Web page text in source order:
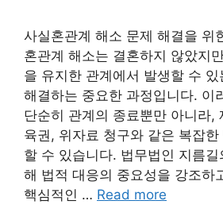
사실혼관계 해소 문제 해결을 위
혼관계 해소는 결혼하지 않았지
을 유지한 관계에서 발생할 수
해결하는 중요한 과정입니다. 이
단순히 관계의 종료뿐만 아니라,
육권, 위자료 청구와 같은 복잡
할 수 있습니다. 법무법인 지름
해 법적 대응의 중요성을 강조하
핵심적인 … Read more